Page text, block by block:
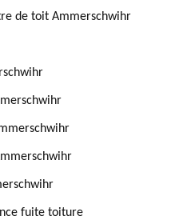
de toit Ammerschwihr
fuite toiture